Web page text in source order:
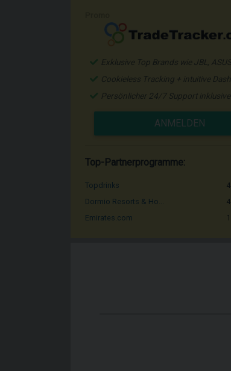
Exklusive Top Brands wie JBL,
Cookieless Tracking + intuitive
Persönlicher 24/7 Support inklusive
ANMELDEN
Top-Partnerprogramme:
Topdrinks
Dormio Resorts & Ho...
Emirates.com